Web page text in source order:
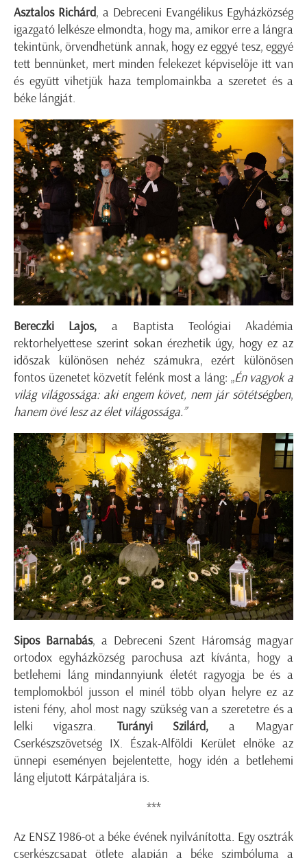
Asztalos Richárd, a Debreceni Evangélikus Egyházközség
igazgató lelkésze elmondta, hogy ma, amikor erre a lángra
tekintünk, örvendhetünk annak, hogy ez eggyé tesz, eggyé
tett bennünket, mert minden felekezet képviselője itt van
és együtt vihetjük haza templomainkba a szeretet és a
béke lángját.
Bereczki Lajos, a Baptista Teológiai Akadémia
rektorhelyettese szerint sokan érezhetik úgy, hogy ez az
időszak különösen nehéz számukra, ezért különösen
fontos üzenetet közvetít felénk most a láng: „Én vagyok a
világ világossága: aki engem követ, nem jár sötétségben,
hanem övé lesz az élet világossága.”
Sipos Barnabás, a Debreceni Szent Háromság magyar
ortodox egyházközség parochusa azt kívánta, hogy a
betlehemi láng mindannyiunk életét ragyogja be és a
templomokból jusson el minél több olyan helyre ez az
isteni fény, ahol most nagy szükség van a szeretetre és a
lelki vigaszra. Turányi Szilárd,a Magyar
Cserkészszövetség IX. Észak-Alföldi Kerület elnöke az
ünnepi eseményen bejelentette, hogy idén a betlehemi
láng eljutott Kárpátaljára is.
***
Az ENSZ 1986-ot a béke évének nyilvánította. Egy osztrák
cserkészcsapat ötlete alapján a béke szimbóluma a